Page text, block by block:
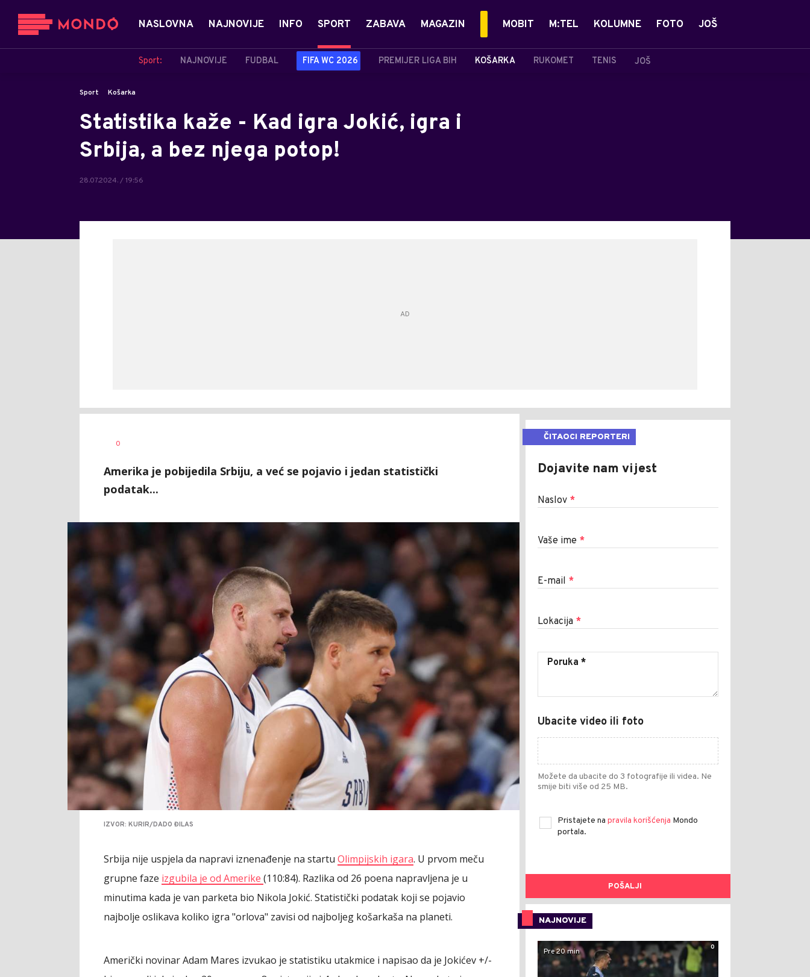
NASLOVNA NAJNOVIJE INFO SPORT
Sport: NAJNOVIJE FUDBAL FIFA WC 2026 PREMIJER LIGA BIH KOŠARKA RUKOMET TENIS JOŠ
ZABAVA MAGAZIN MOBIT M:TEL KOLUMNE FOTO JOŠ
Sport Košarka
Statistika kaže - Kad igra Jokić, igra i
Srbija, a bez njega potop!
28.07.2024. / 19:56
0
Amerika je pobijedila Srbiju, a već se pojavio i jedan statistički
podatak...
IZVOR: KURIR/DADO ĐILAS
Srbija nije uspjela da napravi iznenađenje na startu Olimpijskih igara. U prvom meču
grupne faze izgubila je od Amerike (110:84). Razlika od 26 poena napravljena je u
minutima kada je van parketa bio Nikola Jokić. Statistički podatak koji se pojavio
najbolje oslikava koliko igra "orlova" zavisi od najboljeg košarkaša na planeti.
Američki novinar Adam Mares izvukao je statistiku utakmice i napisao da je Jokićev +/-
ČITAOCI REPORTERI
Dojavite nam vijest
Naslov *
Vaše ime *
E-mail *
Lokacija *
Ubacite video ili foto
Možete da ubacite do 3 fotografije ili videa. Ne
smije biti više od 25 MB.
Pristajete na pravila korišćenja Mondo
portala.
POŠALJI
NAJNOVIJE
0
Pre 20 min